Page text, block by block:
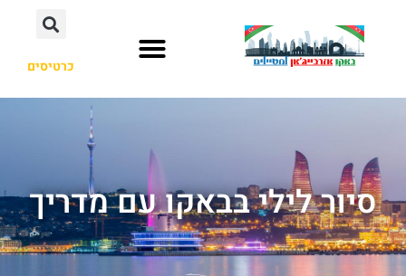
כרטיסים
סיור לילי בבאקו עם מדריך